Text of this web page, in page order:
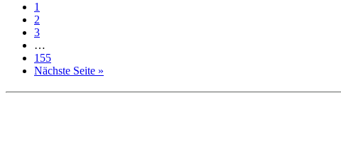
1
2
3
…
155
Nächste Seite »